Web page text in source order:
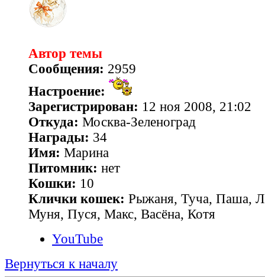
Автор темы
Сообщения: 2959
Настроение:
Зарегистрирован: 12 ноя 2008, 21:02
Откуда: Москва-Зеленоград
Награды: 34
Имя: Марина
Питомник: нет
Кошки: 10
Клички кошек: Рыжаня, Туча, Паша,
Муня, Пуся, Макс, Васёна, Котя
YouTube
Вернуться к началу